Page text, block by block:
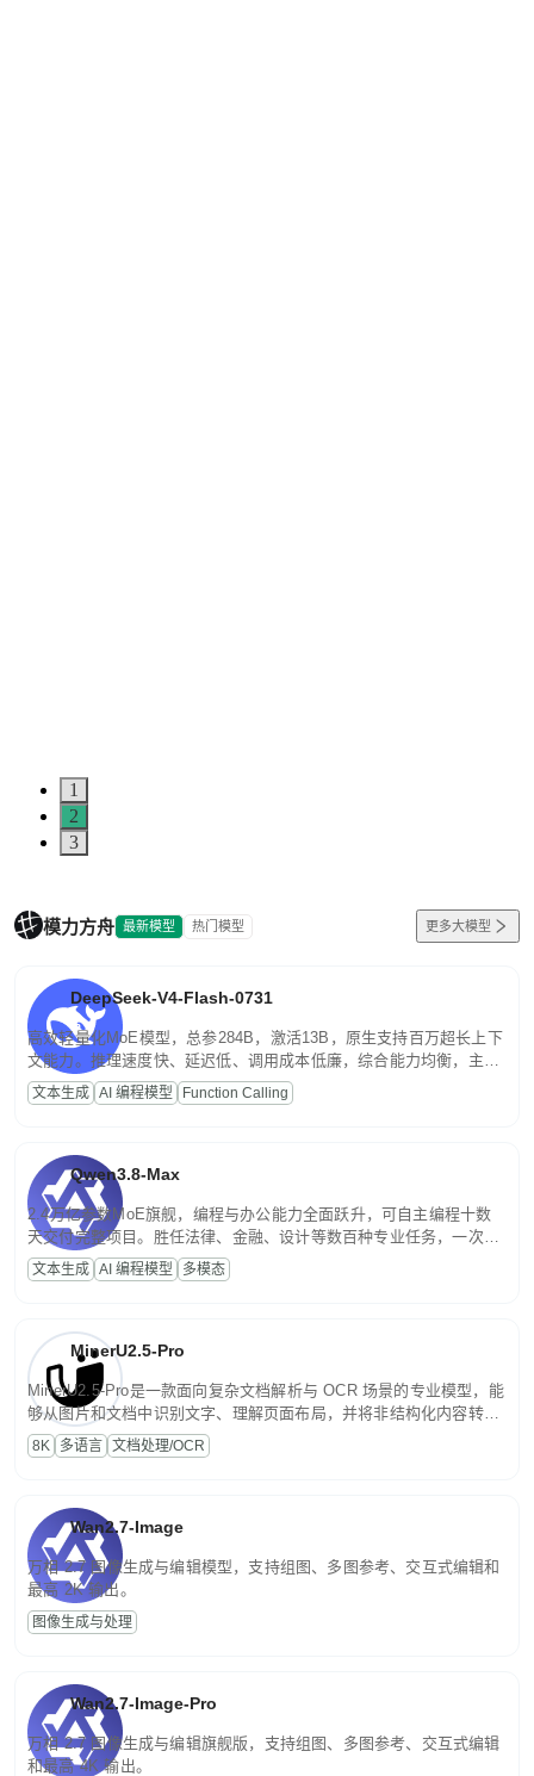
1
2
3
模力方舟 最新模型 热门模型 更多大模型
DeepSeek-V4-Flash-0731
高效轻量化MoE模型，总参284B，激活13B，原生支持百万超长上下
文能力。推理速度快、延迟低、调用成本低廉，综合能力均衡，主打
高并发、轻量化任务，适合日常对话、内容创作、基础 RAG、批量
文案处理等普惠刚需场景。
文本生成 AI 编程模型 Function Calling
Qwen3.8-Max
2.4万亿参数MoE旗舰，编程与办公能力全面跃升，可自主编程十数
天交付完整项目。胜任法律、金融、设计等数百种专业任务，一次对
话端到端交付生产级成果。原生视觉理解贯穿规划、执行与验证全流
程，支持超长文档与长视频的深度语义解析。长程任务中自主规划与
文本生成 AI 编程模型 多模态
MinerU2.5-Pro
MinerU2.5-Pro是一款面向复杂文档解析与 OCR 场景的专业模型，能
够从图片和文档中识别文字、理解页面布局，并将非结构化内容转换
为便于存储、检索和二次处理的结构化结果。
8K 多语言 文档处理/OCR
Wan2.7-Image
万相 2.7 图像生成与编辑模型，支持组图、多图参考、交互式编辑和
最高 2K 输出。
图像生成与处理
Wan2.7-Image-Pro
万相 2.7 图像生成与编辑旗舰版，支持组图、多图参考、交互式编辑
和最高 4K 输出。